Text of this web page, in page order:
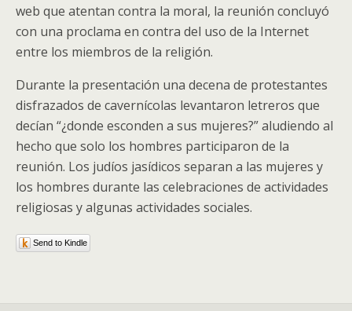
web que atentan contra la moral, la reunión concluyó
con una proclama en contra del uso de la Internet
entre los miembros de la religión.
Durante la presentación una decena de protestantes
disfrazados de cavernícolas levantaron letreros que
decían “¿donde esconden a sus mujeres?” aludiendo al
hecho que solo los hombres participaron de la
reunión. Los judíos jasídicos separan a las mujeres y
los hombres durante las celebraciones de actividades
religiosas y algunas actividades sociales.
Send to Kindle